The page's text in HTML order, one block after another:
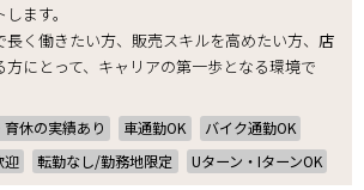
ます。
く働きたい方、販売スキルを高めたい方、店
にとって、キャリアの第一歩となる環境で
育休の実績あり 車通勤OK
バイク通勤OK
迎 転勤なし/勤務地限定 Uターン・IターンOK